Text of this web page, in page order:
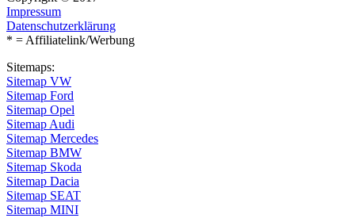
Impressum
Datenschutzerklärung
* = Affiliatelink/Werbung
Sitemaps:
Sitemap VW
Sitemap Ford
Sitemap Opel
Sitemap Audi
Sitemap Mercedes
Sitemap BMW
Sitemap Skoda
Sitemap Dacia
Sitemap SEAT
Sitemap MINI